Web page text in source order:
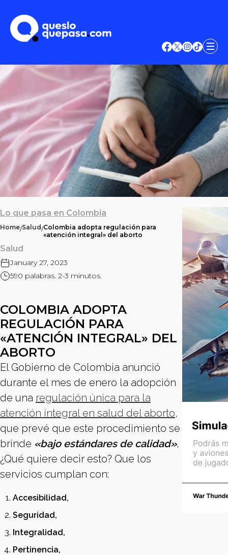
Lo que pasa en Colombia
Home/Salud/Colombia adopta regulación para
«atención integral» del aborto
Salud
January 27, 2023
590 palabras. 2-3 minutos.
COLOMBIA ADOPTA
REGULACIÓN PARA
«ATENCIÓN INTEGRAL» DEL
ABORTO
El Gobierno de Colombia anunció
durante el mes de enero la adopción
de una regulación única para la
atención integral en salud del aborto,
que prevé que este procedimiento se
brinde «bajo estándares de calidad»,
¿Qué quiere decir esto? Que los
servicios cumplan con:
Accesibilidad,
Seguridad,
Integralidad,
Pertinencia,